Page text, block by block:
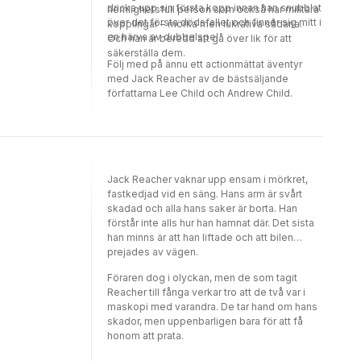
put them down.' GEORGE R. R.
MARTINAlthough the Jack Reacher novels
can be read in any order, EXIT STRATEGY is
the 30th book in the internationally
bestselling series.And don’t miss the hit
Amazon Prime streaming series Reacher!
hemlighetsfull person som också har militära
kopplingar – mörka men lukrativa sådana.
Och han är beredd att gå över lik för att
säkerställa dem.
dricka upp sin första kopp innan han snubblat
över det första dödsfallet och finner sig mitt i
en härva av dubbelspel.
Följ med på ännu ett actionmättat äventyr
med Jack Reacher av de bästsäljande
författarna Lee Child och Andrew Child.
Jack Reacher vaknar upp ensam i mörkret,
fastkedjad vid en säng. Hans arm är svårt
skadad och alla hans saker är borta. Han
förstår inte alls hur han hamnat där. Det sista
han minns är att han liftade och att bilen
prejades av vägen.
Föraren dog i olyckan, men de som tagit
Reacher till fånga verkar tro att de två var i
maskopi med varandra. De tar hand om hans
skador, men uppenbarligen bara för att få
honom att prata.